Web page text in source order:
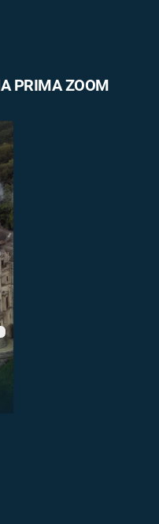
PRIMA ZOOM